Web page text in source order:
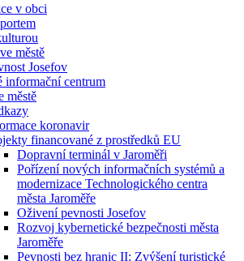
v obci
městě
Josefov
informační centrum
městě
koronavir
financované z prostředků EU
Dopravní terminál v Jaroměři
Pořízení nových informačních systémů a
modernizace Technologického centra
města Jaroměře
Oživení pevnosti Josefov
Rozvoj kybernetické bezpečnosti města
Jaroměře
Pevnosti bez hranic II: Zvýšení turistické